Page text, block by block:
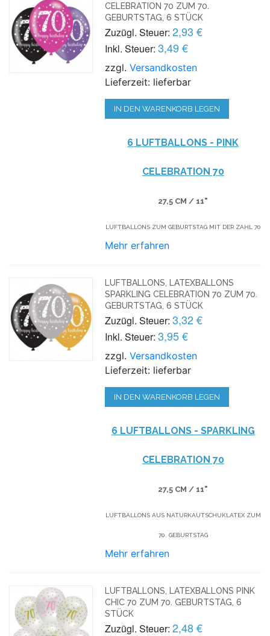
CELEBRATION 70 ZUM 70.
GEBURTSTAG, 6 STÜCK
Zuzügl. Steuer: 2,93 €
Inkl. Steuer: 3,49 €
zzgl.Versandkosten
Lieferzeit: lieferbar
IN DEN WARENKORB LEGEN
6 LUFTBALLONS - PINK
CELEBRATION 70
27,5 CM / 11"
LUFTBALLONS ZUM GEBURTSTAG MIT DER ZAHL 70
Mehr erfahren
LUFTBALLONS, LATEXBALLONS
SPARKLING CELEBRATION 70 ZUM 70.
GEBURTSTAG, 6 STÜCK
Zuzügl. Steuer: 3,32 €
Inkl. Steuer: 3,95 €
zzgl.Versandkosten
Lieferzeit: lieferbar
IN DEN WARENKORB LEGEN
6 LUFTBALLONS - SPARKLING
CELEBRATION 70
27,5 CM / 11"
LUFTBALLONS AUS NATURKAUTSCHUKLATEX ZUM
70. GEBURTSTAG
Mehr erfahren
LUFTBALLONS, LATEXBALLONS PINK
CHIC 70 ZUM 70. GEBURTSTAG, 6
STÜCK
Zuzügl. Steuer: 2,48 €